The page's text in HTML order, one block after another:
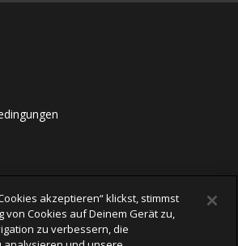
akzeptieren“ klickst, stimmst
von Cookies auf Deinem Gerät zu,
zu verbessern, die